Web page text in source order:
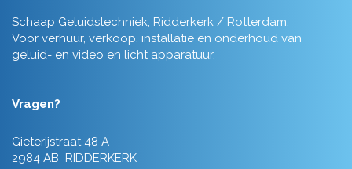
Schaap Geluidstechniek, Ridderkerk / Rotterdam.
Voor verhuur, verkoop, installatie en onderhoud van
geluid- en video en licht apparatuur.
Vragen?
Gieterijstraat 48 A
2984 AB RIDDERKERK